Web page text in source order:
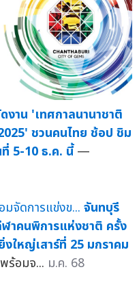
าน 'เทศกาลนานาชาติ
ชวนคนไทย ช้อป ชิม
5-10 ธ.ค. นี้ —
จันทบุรี
าคนพิการแห่งชาติ ครั้ง
หญ่เสาร์ที่ 25 มกราคม
ร้อมจ... ม.ค. 68